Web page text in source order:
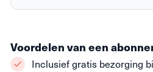
Voordelen van een
Inclusief gratis bezorging